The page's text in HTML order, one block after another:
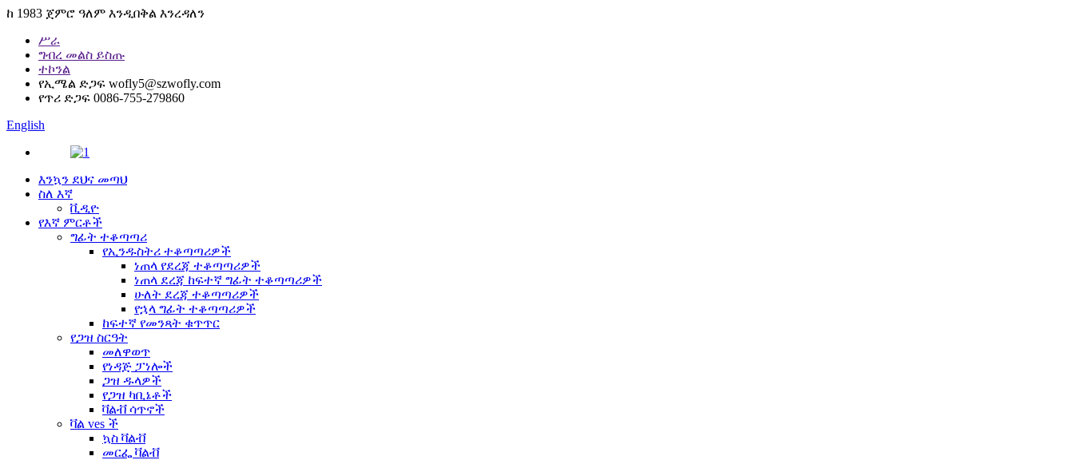
ከ 1983 ጀምሮ ዓለም እንዲበቅል እንረዳለን
ሥራ
ግብረ መልስ ይስጡ
ተኮንል
የኢሜል ድጋፍ wofly5@szwofly.com
የጥሪ ድጋፍ 0086-755-279860
English
እንኳን ደህና መጣህ
ስለ እኛ
ቪዲዮ
የእኛ ምርቶች
ግፊት ተቆጣጣሪ
የኢንዱስትሪ ተቆጣጣሪዎች
ነጠላ የደረጃ ተቆጣጣሪዎች
ነጠላ ደረጃ ከፍተኛ ግፊት ተቆጣጣሪዎች
ሁለት ደረጃ ተቆጣጣሪዎች
የኋላ ግፊት ተቆጣጣሪዎች
ከፍተኛ የመንጻት ቁጥጥር
የጋዝ ስርዓት
መለዋወጥ
የነዳጅ ፓነሎች
ጋዝ ዱላዎች
የጋዝ ካቢኔቶች
ቫልቭ ሳጥኖች
ቫል ves ች
ኳስ ቫልቭ
መርፌ ቫልቭ